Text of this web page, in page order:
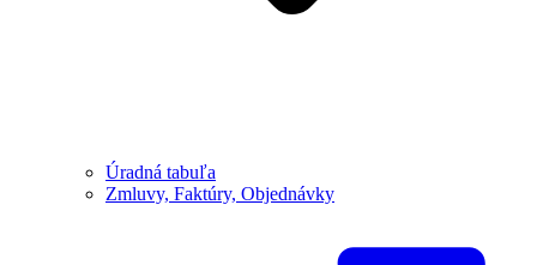
Úradná tabuľa
Zmluvy, Faktúry, Objednávky